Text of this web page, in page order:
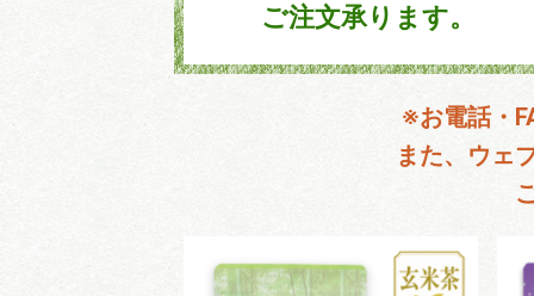
ご注文承ります。
※お電話・
また、ウェ